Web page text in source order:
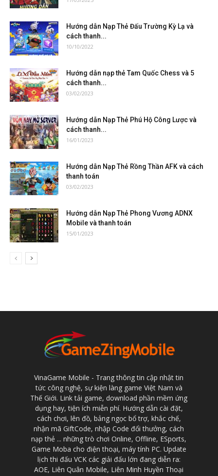
Hướng dẫn Nạp Thẻ Đấu Trường Kỳ Lạ và
cách thanh...
10/10/2022
Hướng dẫn nạp thẻ Tam Quốc Chess và 5
cách thanh...
03/02/2023
Hướng dẫn Nạp Thẻ Phú Hộ Công Lược và
cách thanh...
16/01/2023
Hướng dẫn Nạp Thẻ Rồng Thần AFK và cách
thanh toán
03/02/2023
Hướng dẫn Nạp Thẻ Phong Vương ADNX
Mobile và thanh toán
15/01/2023
VinaGame Mobile - Trang thông tin cập nhật tin
tức công nghệ, sự kiện làng game Việt Nam và
Thế Giới. Link tải game, download phần mềm ứng
dụng hay, tiện ích miễn phí. Hướng dẫn cài đặt,
cách chơi, lên đồ, bảng ngọc bổ trợ, khắc chế,
nhận mã GiftCode, nhập Code đổi thưởng, cách
nạp thẻ ... những trò chơi Online, Offline, ESports,
Game Moba cho điện thoại, máy tính PC. Update
lịch thi đấu VCK các giải đấu lớn đang diễn ra:
AOE, Liên Quân Mobile, Liên Minh Huyền Thoại